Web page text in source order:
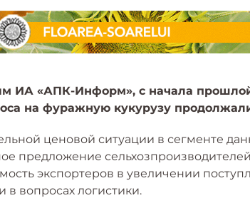
ИА «АПК-Информ», с начала
на фуражную кукурузу
ценовой ситуации в сегменте
предложение
экспортеров в увеличении
в вопросах логистики.